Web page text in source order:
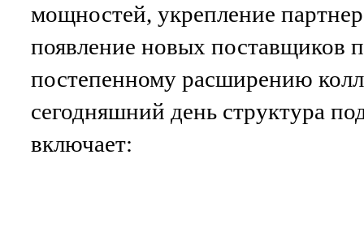
мощностей, укрепление
появление новых поставщиков
постепенному расширению
сегодняшний день структура
включает: